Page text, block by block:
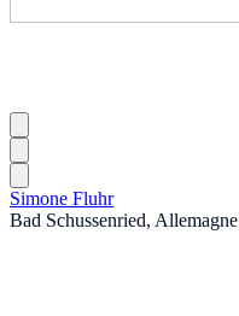
Simone Fluhr
Bad Schussenried, Allemagne